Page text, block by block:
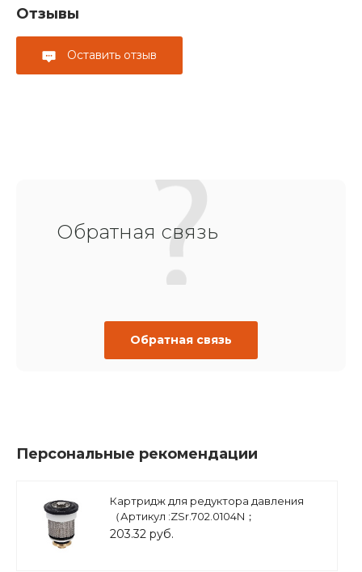
Отзывы
Оставить отзыв
Обратная связь
Обратная связь
Персональные рекомендации
Картридж для редуктора давления
（Артикул :ZSr.702.0104N；
ZSr.702.0105N ), арт.ZSr.700.0201
203.32 руб.